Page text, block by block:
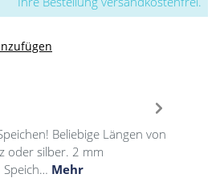
Beliebige Längen von
oder silber. 2 mm
Speich… Mehr